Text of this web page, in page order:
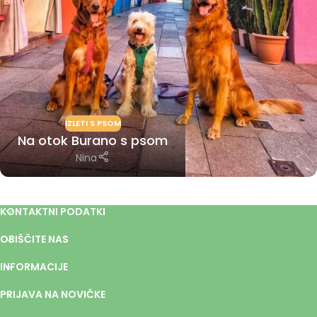
IZLETI S PSOM
Na otok Burano s psom
Nina
KONTAKTNI PODATKI
OBIŠČITE NAS
INFORMACIJE
PRIJAVA NA NOVIČKE